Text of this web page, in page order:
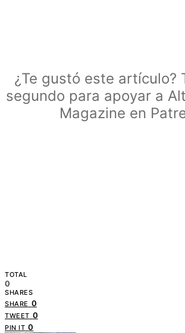
¿Te gustó este artículo?
segundo para apoyar a
Magazine en
TOTAL
0
SHARES
SHARE 0
TWEET 0
PIN IT 0